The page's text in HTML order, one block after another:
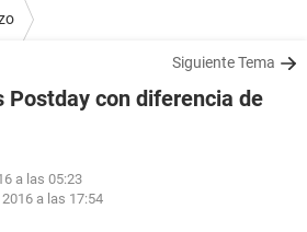
Siguiente Tema
Postday con diferencia de
a las 05:23
a las 17:54